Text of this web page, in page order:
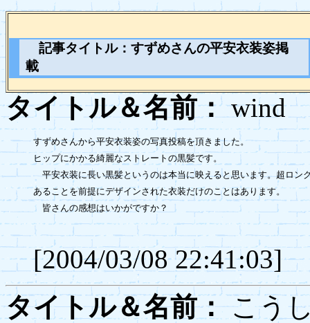
記事タイトル：すずめさんの平安衣装姿掲
載
タイトル＆名前：
すずめさんから平安衣装姿の写真投稿を頂きました。
ヒップにかかる綺麗なストレートの黒髪です。
平安衣装に長い黒髪というのは本当に映えると思います。超ロン
あることを前提にデザインされた衣装だけのことはあります。
皆さんの感想はいかがですか？
[2004/03/08 22:41:03]
タイトル＆名前：こう